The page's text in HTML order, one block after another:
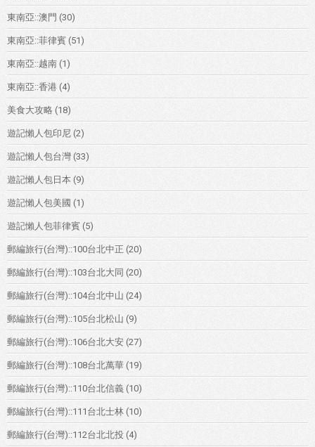
東南亞::澳門 (30)
東南亞::菲律賓 (51)
東南亞::越南 (1)
東南亞::香港 (4)
美食大攻略 (18)
遊記懶人包印尼 (2)
遊記懶人包台灣 (33)
遊記懶人包日本 (9)
遊記懶人包美國 (1)
遊記懶人包菲律賓 (5)
郵編旅行(台灣)::100台北中正 (20)
郵編旅行(台灣)::103台北大同 (20)
郵編旅行(台灣)::104台北中山 (24)
郵編旅行(台灣)::105台北松山 (9)
郵編旅行(台灣)::106台北大安 (27)
郵編旅行(台灣)::108台北萬華 (19)
郵編旅行(台灣)::110台北信義 (10)
郵編旅行(台灣)::111台北士林 (10)
郵編旅行(台灣)::112台北北投 (4)